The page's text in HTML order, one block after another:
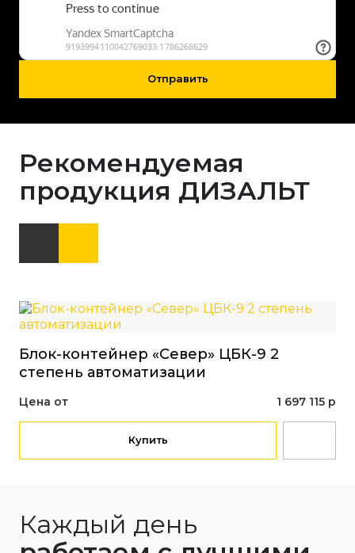
Отправить
Рекомендуемая
продукция ДИЗАЛЬТ
Блок-контейнер «Север» ЦБК-9 2
степень автоматизации
Цена от 1 697 115 р
Купить
Каждый день